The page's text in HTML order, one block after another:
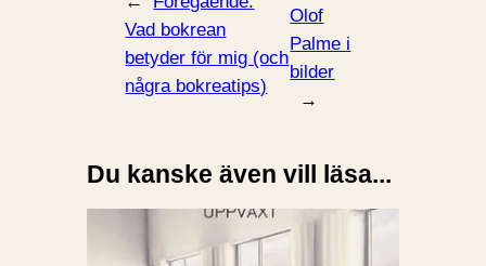
Vad bokrean
betyder för mig (och
några bokreatips)
Olof
Palme i
bilder
→
Du kanske även vill läsa...